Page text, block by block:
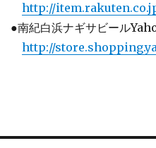
http://
●南紀白浜ナギサビール
http://